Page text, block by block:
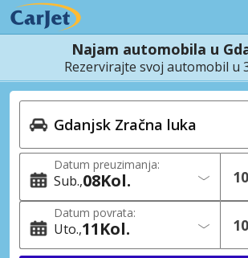
Najam automobila u
Rezervirajte svoj automobil u
Datum preuzimanja:
Sub. 08Kol.
Datum povrata:
Uto. 11Kol.